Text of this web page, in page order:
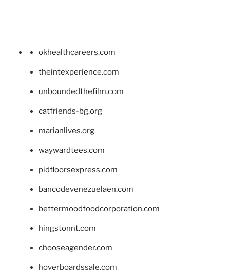
okhealthcareers.com
theintexperience.com
unboundedthefilm.com
catfriends-bg.org
marianlives.org
waywardtees.com
pidfloorsexpress.com
bancodevenezuelaen.com
bettermoodfoodcorporation.com
hingstonnt.com
chooseagender.com
hoverboardssale.com